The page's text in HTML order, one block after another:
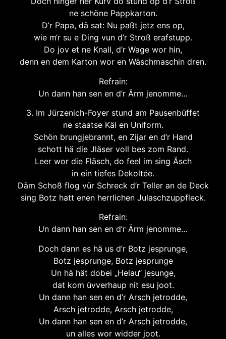
ne schöne Pappkarton.
D’r Papa, dä sat: Nu paßt jetz ens op,
wie m‘r su e Ding vun d’r Stroß erafstupp.
Do jov et ne Knall, d‘r Wage wor hin,
denn en dem Karton wor en Wäschmaschin dren.
Refrain:
Un dann han sen en d’r Ärm jenomme…
3. Im Jürzenich-Foyer stund am Pausenbüffet
ne staatse Käl en Uniform.
Schön brungjebrannt, en Zijar en d’r Hand
schott hä die Jläser voll bes zom Rand.
Leer wor die Fläsch, do feel im sing Äsch
in ein tiefes Dekoltée.
Däm Schoß flog vür Schreck d’r Teller an de Deck
sing Botz hatt enen herrlichen Julaschzuppfleck.
Refrain:
Un dann han sen en d’r Ärm jenomme…
Doch dann es hä us d’r Botz jesprunge,
Botz jesprunge, Botz jesprunge
Un hä hät dobei „Helau“ jesunge,
dat kom üvverhaup nit esu joot.
Un dann han sen en d’r Arsch jetrodde,
Arsch jetrodde, Arsch jetrodde,
Un dann han sen en d’r Arsch jetrodde,
un alles wor widder joot.